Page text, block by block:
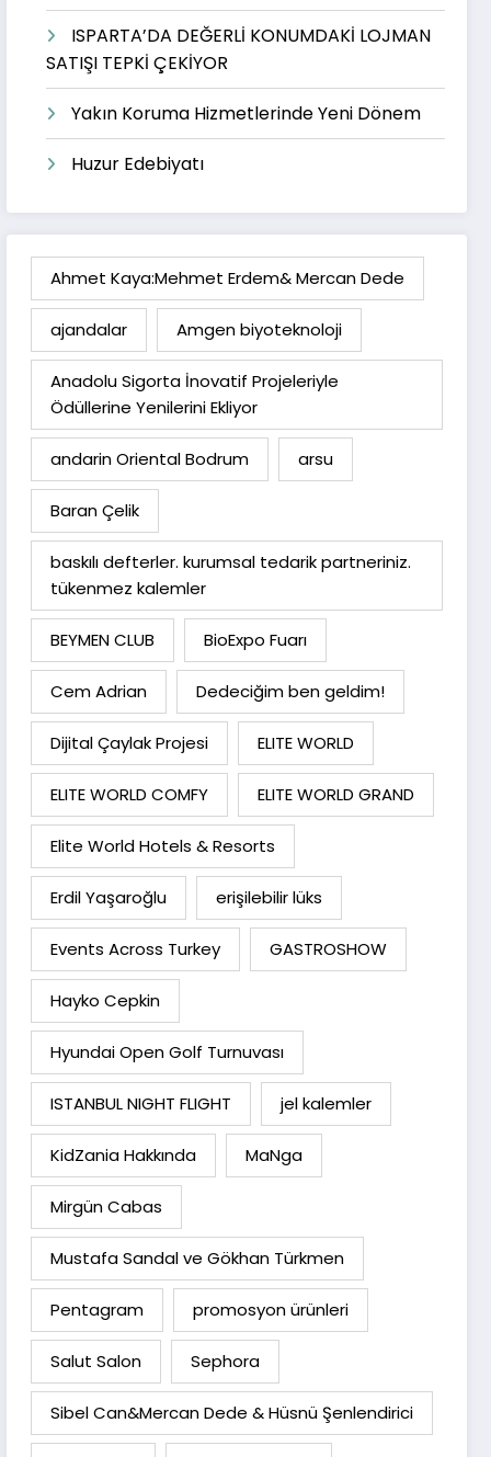
ISPARTA’DA DEĞERLİ KONUMDAKİ LOJMAN
SATIŞI TEPKİ ÇEKİYOR
Yakın Koruma Hizmetlerinde Yeni Dönem
Huzur Edebiyatı
Ahmet Kaya:Mehmet Erdem& Mercan Dede
ajandalar Amgen biyoteknoloji
Anadolu Sigorta İnovatif Projeleriyle
Ödüllerine Yenilerini Ekliyor
andarin Oriental Bodrum arsu
Baran Çelik
baskılı defterler. kurumsal tedarik partneriniz.
tükenmez kalemler
BEYMEN CLUB BioExpo Fuarı
Cem Adrian Dedeciğim ben geldim!
Dijital Çaylak Projesi ELITE WORLD
ELITE WORLD COMFY ELITE WORLD GRAND
Elite World Hotels & Resorts
Erdil Yaşaroğlu erişilebilir lüks
Events Across Turkey GASTROSHOW
Hayko Cepkin
Hyundai Open Golf Turnuvası
ISTANBUL NIGHT FLIGHT jel kalemler
KidZania Hakkında MaNga
Mirgün Cabas
Mustafa Sandal ve Gökhan Türkmen
Pentagram promosyon ürünleri
Salut Salon Sephora
Sibel Can&Mercan Dede & Hüsnü Şenlendirici